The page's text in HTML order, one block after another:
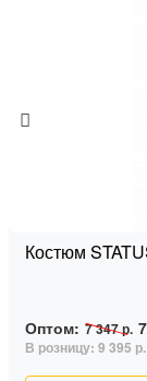
Костюм
Оптом: 7 347 р.
В розницу: 9 395 р.